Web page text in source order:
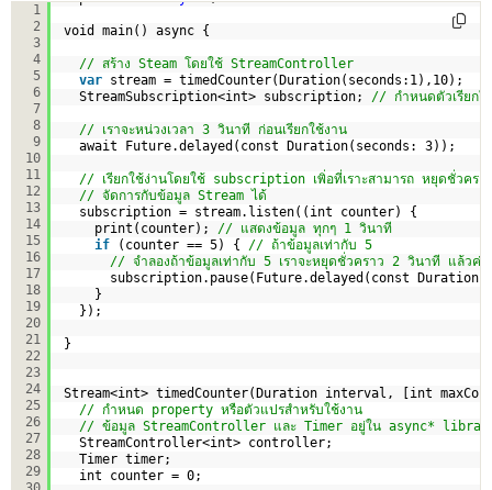
1
2
3
4
5
6
7
8
9
10
11
12
13
14
15
16
17
18
19
20
21
22
23
24
25
26
27
28
29
void main() async {
// สร้าง Steam โดยใช้ StreamController
var stream = timedCounter(Duration(seconds:1),10);
StreamSubscription<int> subscription; // กำหนดตัวเรียกใ
// เราจะหน่วงเวลา 3 วินาที ก่อนเรียกใช้งาน
await Future.delayed(const Duration(seconds: 3));
// เรียกใช้ง่านโดยใช้ subscription เพิ่อที่เราะสามารถ หยุดชั่วครา
// จัดการกับข้อมูล Stream ได้
subscription = stream.listen((int counter) {
print(counter); // แสดงข้อมูล ทุกๆ 1 วินาที
if
(counter == 5) { // ถ้าข้อมูลเท่ากับ 5
// จำลองถ้าข้อมูลเท่ากับ 5 เราจะหยุดชั่วคราว 2 วินาที แล้วค่อ
subscription.pause(Future.delayed(const
}
});
}
Stream<int> timedCounter(Duration interval, [int
// กำหนด property หรือตัวแปรสำหรับใช้งาน
// ข้อมูล StreamController และ Timer อยู่ใน async*
StreamController<int> controller;
Timer timer;
int counter = 0;